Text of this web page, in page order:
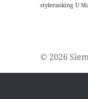
styleranking U
© 2026